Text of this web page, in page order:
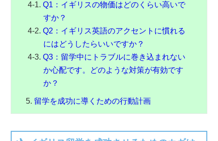
Q1：イギリスの物価はどのくらい高いで
すか？
Q2：イギリス英語のアクセントに慣れる
にはどうしたらいいですか？
Q3：留学中にトラブルに巻き込まれない
か心配です。どのような対策が有効です
か？
留学を成功に導くための行動計画